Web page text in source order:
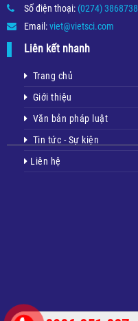
Số điện thoại: (0274) 3868738
Email:viet@vietsci.com
Liên kết nhanh
Trang chủ
Giới thiệu
Văn bản pháp luật
Tin tức - Sự kiện
Liên hệ